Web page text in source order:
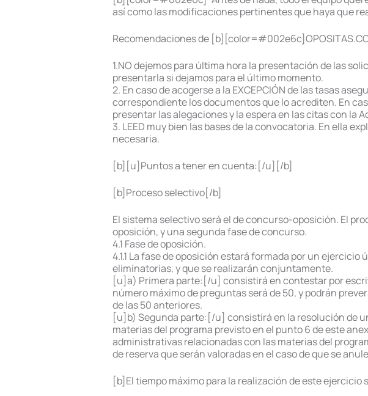
así como las modificaciones pertinentes que haya que
Recomendaciones de
1.NO dejemos para última hora la presentación de las
presentarla si dejamos para el último momento.
2. En caso de acogerse a la EXCEPCIÓN de las tasas
correspondiente los documentos que lo acrediten. En
presentar las alegaciones y la espera en las citas con la
3. LEED muy bien las bases de la convocatoria. En ella
necesaria.
[b][u]Puntos a tener en cuenta:[/u][/b]
[b]Proceso selectivo[/b]
El sistema selectivo será el de concurso-oposición. El
oposición, y una segunda fase de concurso.
4.1 Fase de oposición.
4.1.1 La fase de oposición estará formada por un
eliminatorias, y que se realizarán conjuntamente.
[u]a) Primera parte:[/u] consistirá en contestar por
número máximo de preguntas será de 50, y podrán
de las 50 anteriores.
[u]b) Segunda parte:[/u] consistirá en la resolución de
materias del programa previsto en el punto 6 de este
administrativas relacionadas con las materias del
de reserva que serán valoradas en el caso de que se
[b]El tiempo máximo para la realización de este ejercicio